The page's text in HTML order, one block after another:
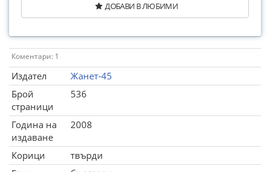
ДОБАВИ В ЛЮБИМИ
Коментари: 1
Издател
Жанет-45
Брой
страници
536
Година на
издаване
2008
Корици
твърди